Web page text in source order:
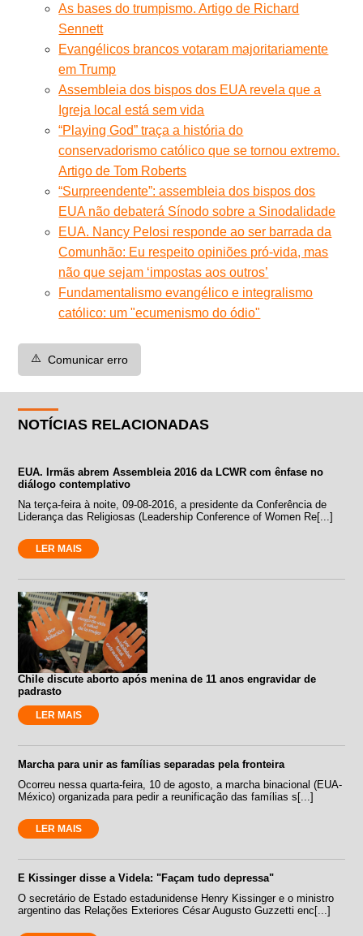
As bases do trumpismo. Artigo de Richard
Sennett
Evangélicos brancos votaram majoritariamente
em Trump
Assembleia dos bispos dos EUA revela que a
Igreja local está sem vida
“Playing God” traça a história do
conservadorismo católico que se tornou extremo.
Artigo de Tom Roberts
“Surpreendente”: assembleia dos bispos dos
EUA não debaterá Sínodo sobre a Sinodalidade
EUA. Nancy Pelosi responde ao ser barrada da
Comunhão: Eu respeito opiniões pró-vida, mas
não que sejam ‘impostas aos outros’
Fundamentalismo evangélico e integralismo
católico: um "ecumenismo do ódio"
⚠️ Comunicar erro
NOTÍCIAS RELACIONADAS
EUA. Irmãs abrem Assembleia 2016 da LCWR com ênfase no
diálogo contemplativo
Na terça-feira à noite, 09-08-2016, a presidente da Conferência de
Liderança das Religiosas (Leadership Conference of Women Re[...]
LER MAIS
Chile discute aborto após menina de 11 anos engravidar de
padrasto
LER MAIS
Marcha para unir as famílias separadas pela fronteira
Ocorreu nessa quarta-feira, 10 de agosto, a marcha binacional (EUA-
México) organizada para pedir a reunificação das famílias s[...]
LER MAIS
E Kissinger disse a Videla: "Façam tudo depressa"
O secretário de Estado estadunidense Henry Kissinger e o ministro
argentino das Relações Exteriores César Augusto Guzzetti enc[...]